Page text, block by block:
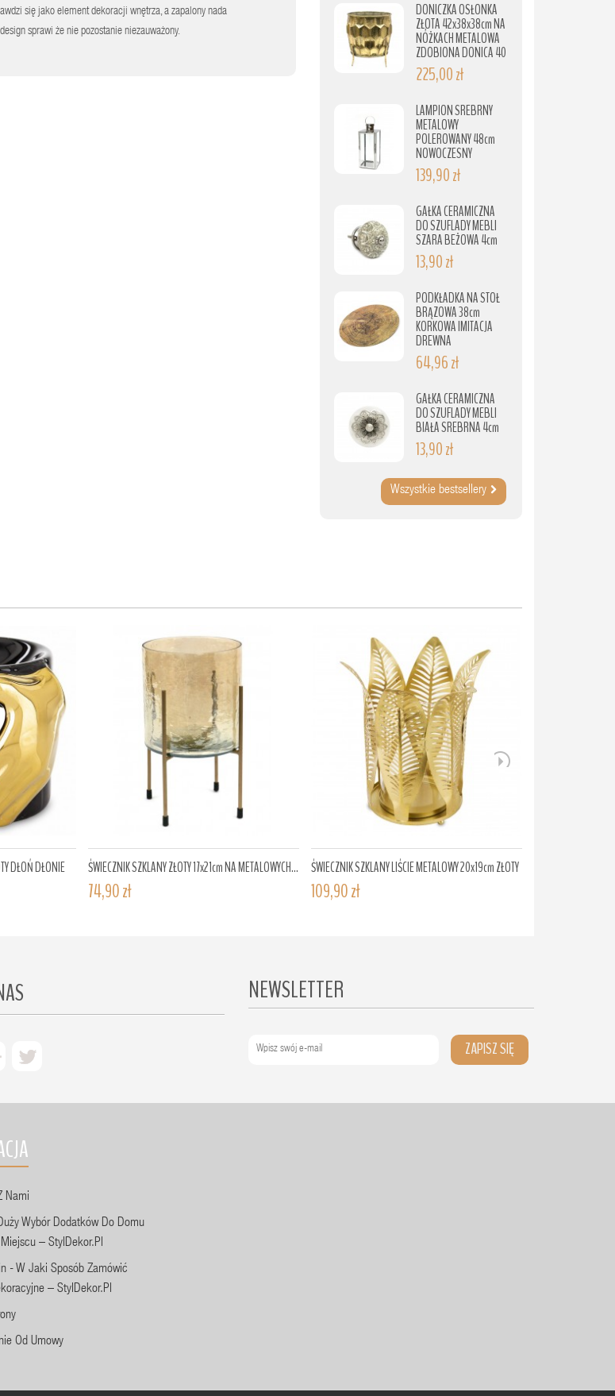
się jako element dekoracji wnętrza, a zapalony nada
sprawi że nie pozostanie niezauważony.
DONICZKA OSŁONKA
ZŁOTA 42x38x38cm NA
NÓŻKACH METALOWA
ZDOBIONA DONICA 40
225,00 zł
LAMPION SREBRNY
METALOWY
POLEROWANY 48cm
NOWOCZESNY
139,90 zł
GAŁKA CERAMICZNA
DO SZUFLADY MEBLI
SZARA BEŻOWA 4cm
13,90 zł
PODKŁADKA NA STÓŁ
BRĄZOWA 38cm
KORKOWA IMITACJA
DREWNA
64,96 zł
GAŁKA CERAMICZNA
DO SZUFLADY MEBLI
BIAŁA SREBRNA 4cm
13,90 zł
Wszystkie bestsellery
DŁOŃ DŁONIE
ŚWIECZNIK SZKLANY ZŁOTY 17x21cm NA METALOWYCH...
74,90 zł
ŚWIECZNIK SZKLANY LIŚCIE METALOWY 20x19cm ZŁOTY
109,90 zł
NEWSLETTER
ZAPISZ SIĘ
Nami
Wybór Dodatków Do Domu
– StylDekor.pl
- W Jaki Sposób Zamówić
– StylDekor.pl
Od Umowy